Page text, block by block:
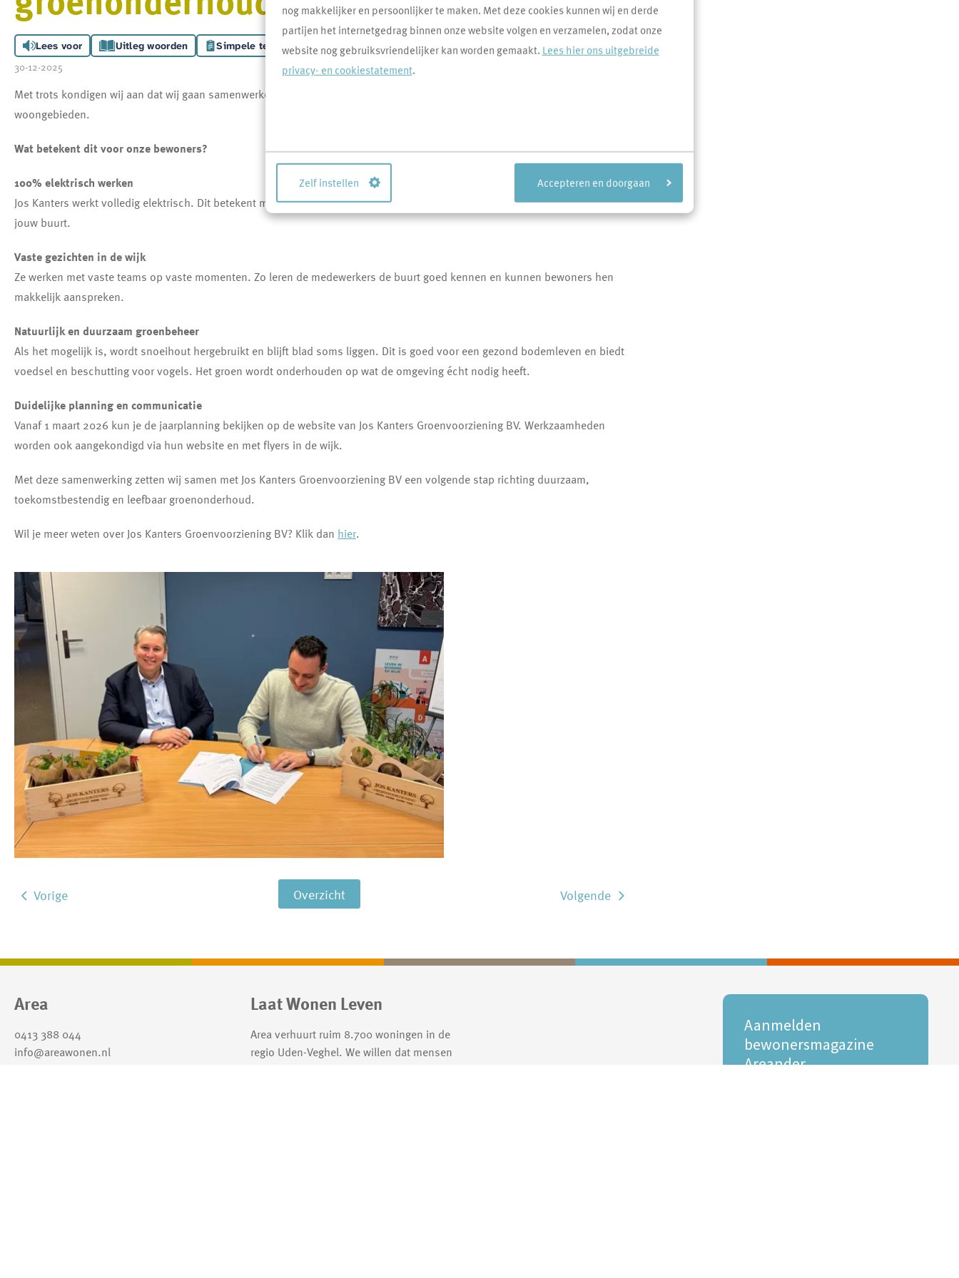
nog makkelijker en persoonlijker te maken. Met deze cookies kunnen wij en derde
partijen het internetgedrag binnen onze website volgen en verzamelen, zodat onze
website nog gebruiksvriendelijker kan worden gemaakt. Lees hier ons uitgebreide
privacy- en cookiestatement.
Zelf instellen Accepteren en doorgaan
Lees voor Uitleg woorden Simpele tekst
30-12-2025
Met trots kondigen wij aan dat wij gaan samenwerken met Jos Kanters Groenvoorziening BV voor het groenonderhoud in onze
woongebieden.
Wat betekent dit voor onze bewoners?
100% elektrisch werken
Jos Kanters werkt volledig elektrisch. Dit betekent minder geluidsoverlast en geen uitlaatgassen tijdens de werkzaamheden in
jouw buurt.
Vaste gezichten in de wijk
Ze werken met vaste teams op vaste momenten. Zo leren de medewerkers de buurt goed kennen en kunnen bewoners hen
makkelijk aanspreken.
Natuurlijk en duurzaam groenbeheer
Als het mogelijk is, wordt snoeihout hergebruikt en blijft blad soms liggen. Dit is goed voor een gezond bodemleven en biedt
voedsel en beschutting voor vogels. Het groen wordt onderhouden op wat de omgeving écht nodig heeft.
Duidelijke planning en communicatie
Vanaf 1 maart 2026 kun je de jaarplanning bekijken op de website van Jos Kanters Groenvoorziening BV. Werkzaamheden
worden ook aangekondigd via hun website en met flyers in de wijk.
Met deze samenwerking zetten wij samen met Jos Kanters Groenvoorziening BV een volgende stap richting duurzaam,
toekomstbestendig en leefbaar groenonderhoud.
Wil je meer weten over Jos Kanters Groenvoorziening BV? Klik dan hier.
Volgende
Overzicht
Vorige
Contactinformatie
Area
0413 388 044
info@areawonen.nl
Laat Wonen Leven
Area verhuurt ruim 8.700 woningen in de
regio Uden-Veghel. We willen dat mensen
Aanmelden
bewonersmagazine
Areander